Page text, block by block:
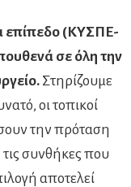
επίπεδο (ΚΥΣΠΕ-
σε όλη την
Στηρίζουμε
οι τοπικοί
την πρόταση
συνθήκες που
αποτελεί